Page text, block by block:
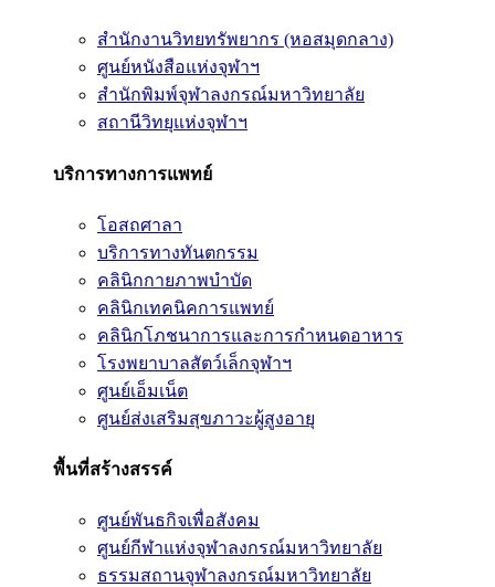
สำนักงานวิทยทรัพยากร (หอสมุดกลาง)
ศูนย์หนังสือแห่งจุฬาฯ
สำนักพิมพ์จุฬาลงกรณ์มหาวิทยาลัย
สถานีวิทยุแห่งจุฬาฯ
บริการทางการแพทย์
โอสถศาลา
บริการทางทันตกรรม
คลินิกกายภาพบำบัด
คลินิกเทคนิคการแพทย์
คลินิกโภชนาการและการกำหนดอาหาร
โรงพยาบาลสัตว์เล็กจุฬาฯ
ศูนย์เอ็มเน็ต
ศูนย์ส่งเสริมสุขภาวะผู้สูงอายุ
พื้นที่สร้างสรรค์
ศูนย์พันธกิจเพื่อสังคม
ศูนย์กีฬาแห่งจุฬาลงกรณ์มหาวิทยาลัย
ธรรมสถานจุฬาลงกรณ์มหาวิทยาลัย